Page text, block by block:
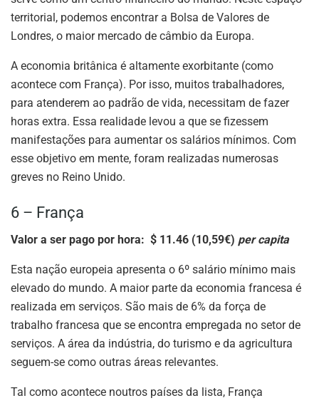
territorial, podemos encontrar a Bolsa de Valores de
Londres, o maior mercado de câmbio da Europa.
A economia britânica é altamente exorbitante (como
acontece com França). Por isso, muitos trabalhadores,
para atenderem ao padrão de vida, necessitam de fazer
horas extra. Essa realidade levou a que se fizessem
manifestações para aumentar os salários mínimos. Com
esse objetivo em mente, foram realizadas numerosas
greves no Reino Unido.
6 – França
Valor a ser pago por hora: $ 11.46 (10,59€) per capita
Esta nação europeia apresenta o 6º salário mínimo mais
elevado do mundo. A maior parte da economia francesa é
realizada em serviços. São mais de 6% da força de
trabalho francesa que se encontra empregada no setor de
serviços. A área da indústria, do turismo e da agricultura
seguem-se como outras áreas relevantes.
Tal como acontece noutros países da lista, França